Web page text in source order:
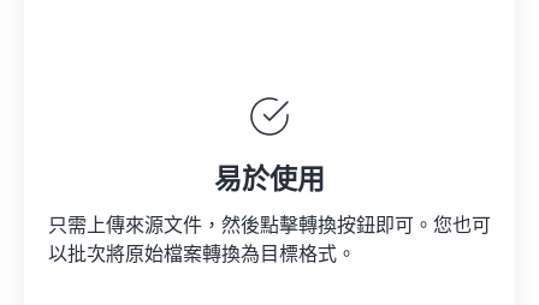
易於使用
只需上傳來源文件，然後點擊轉換按鈕即可。您也可
以批次將原始檔案轉換為目標格式。